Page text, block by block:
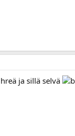
ja sillä selvä